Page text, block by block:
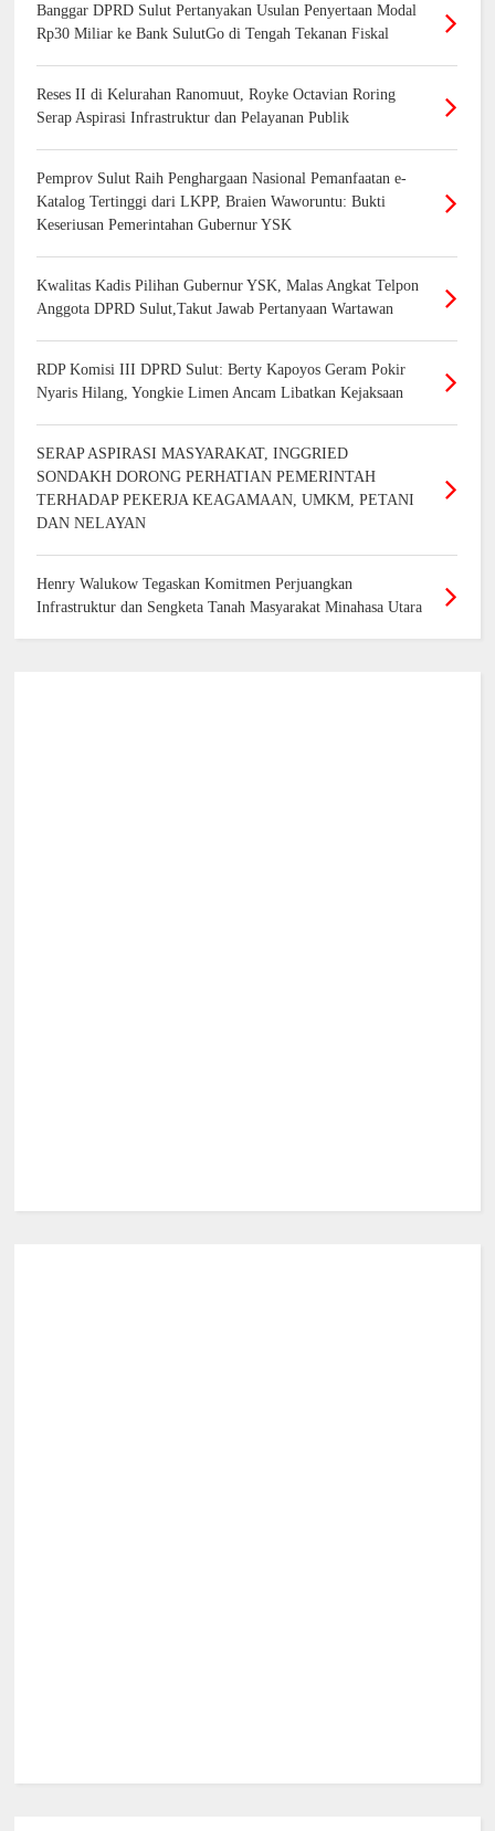
Banggar DPRD Sulut Pertanyakan Usulan Penyertaan Modal
Rp30 Miliar ke Bank SulutGo di Tengah Tekanan Fiskal
Reses II di Kelurahan Ranomuut, Royke Octavian Roring
Serap Aspirasi Infrastruktur dan Pelayanan Publik
Pemprov Sulut Raih Penghargaan Nasional Pemanfaatan e-
Katalog Tertinggi dari LKPP, Braien Waworuntu: Bukti
Keseriusan Pemerintahan Gubernur YSK
Kwalitas Kadis Pilihan Gubernur YSK, Malas Angkat Telpon
Anggota DPRD Sulut,Takut Jawab Pertanyaan Wartawan
RDP Komisi III DPRD Sulut: Berty Kapoyos Geram Pokir
Nyaris Hilang, Yongkie Limen Ancam Libatkan Kejaksaan
SERAP ASPIRASI MASYARAKAT, INGGRIED
SONDAKH DORONG PERHATIAN PEMERINTAH
TERHADAP PEKERJA KEAGAMAAN, UMKM, PETANI
DAN NELAYAN
Henry Walukow Tegaskan Komitmen Perjuangkan
Infrastruktur dan Sengketa Tanah Masyarakat Minahasa Utara